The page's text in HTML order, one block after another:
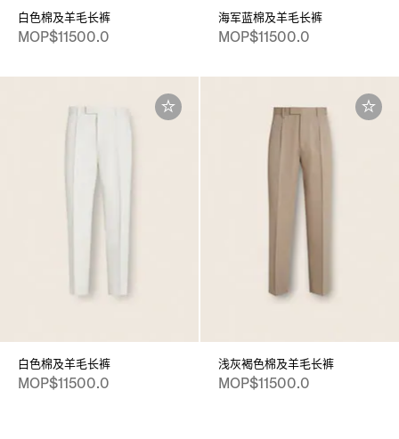
白色棉及羊毛长裤
MOP$11500.0
海军蓝棉及羊毛长裤
MOP$11500.0
白色棉及羊毛长裤
MOP$11500.0
浅灰褐色棉及羊毛长裤
MOP$11500.0